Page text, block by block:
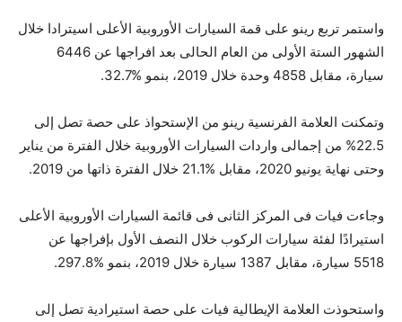
واستمر تربع رينو على قمة السيارات الأوروبية الأعلى اسيترادا خلال
الشهور الستة الأولى من العام الحالى بعد افراجها عن 6446
سيارة، مقابل 4858 وحدة خلال 2019، بنمو %32.7.
وتمكنت العلامة الفرنسية رينو من الإستحواذ على حصة تصل إلى
22.5% من إجمالى واردات السيارات الأوروبية خلال الفترة من يناير
وحتى نهاية يونيو 2020، مقابل %21.1 خلال الفترة ذاتها من 2019.
وجاءت فيات فى المركز الثانى فى قائمة السيارات الأوروبية الأعلى
استيرادًا لفئة سيارات الركوب خلال النصف الأول بإفراجها عن
5518 سيارة، مقابل 1387 سيارة خلال 2019، بنمو %297.8.
واستحوذت العلامة الإيطالية فيات على حصة استيرادية تصل إلى